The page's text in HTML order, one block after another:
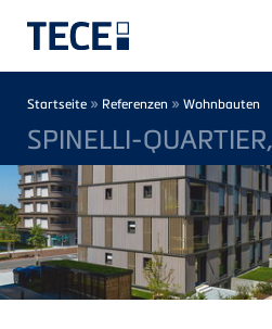
Breadcrumb
Startseite » Referenzen » Wohnbauten
SPINELLI-